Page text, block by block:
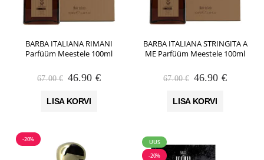
BARBA ITALIANA RIMANI
Parfüüm Meestele 100ml
67.00€ Algne
oli:
46.90 €Praegune
LISA KORVI
BARBA ITALIANA STRINGITA A
ME Parfüüm Meestele 100ml
67.00€ Algne
oli:
46.90 €
LISA KORVI
-20%
UUS
-20%